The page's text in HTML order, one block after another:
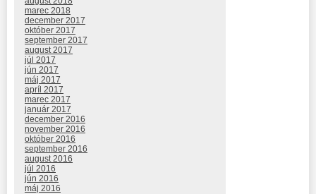
marec 2018
december 2017
október 2017
september 2017
august 2017
júl 2017
jún 2017
máj 2017
apríl 2017
marec 2017
január 2017
december 2016
november 2016
október 2016
september 2016
august 2016
júl 2016
jún 2016
máj 2016